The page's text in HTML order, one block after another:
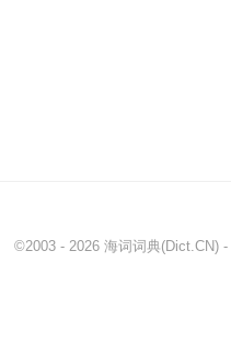
©2003 - 2026 海词词典(Dict.CN)